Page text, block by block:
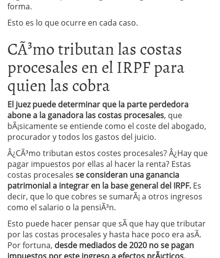
forma.
Esto es lo que ocurre en cada caso.
CÃ³mo tributan las costas
procesales en el IRPF para
quien las cobra
El juez puede determinar que la parte perdedora
abone a la ganadora las costas procesales, que
bÃ¡sicamente se entiende como el coste del abogado,
procurador y todos los gastos del juicio.
Â¿CÃ³mo tributan estos costes procesales? Â¿Hay que
pagar impuestos por ellas al hacer la renta? Estas
costas procesales se consideran una ganancia
patrimonial a integrar en la base general del IRPF. Es
decir, que lo que cobres se sumarÃ¡ a otros ingresos
como el salario o la pensiÃ³n.
Esto puede hacer pensar que sÃ­ que hay que tributar
por las costas procesales y hasta hace poco era asÃ­.
Por fortuna, desde mediados de 2020 no se pagan